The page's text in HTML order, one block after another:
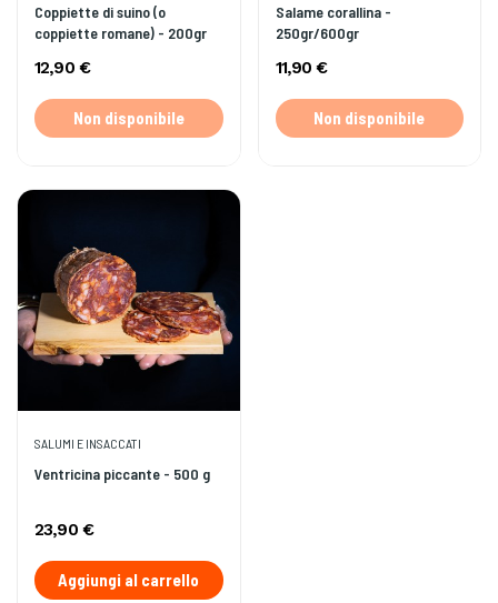
Coppiette di suino (o
coppiette romane) - 200gr
12,90 €
Non disponibile
Salame corallina -
250gr/600gr
11,90 €
Non disponibile
SALUMI E INSACCATI
Ventricina piccante - 500 g
23,90 €
Aggiungi al carrello